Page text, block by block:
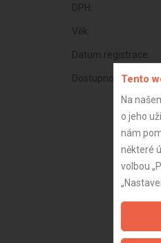
DPH:
Věk:
Datum registrace:
Dostupnost:Tento
Na
o jeho
nám
některé
volbou